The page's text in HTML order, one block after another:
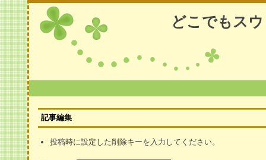
どこでもス
記事編集
投稿時に設定した削除キーを入力してください。